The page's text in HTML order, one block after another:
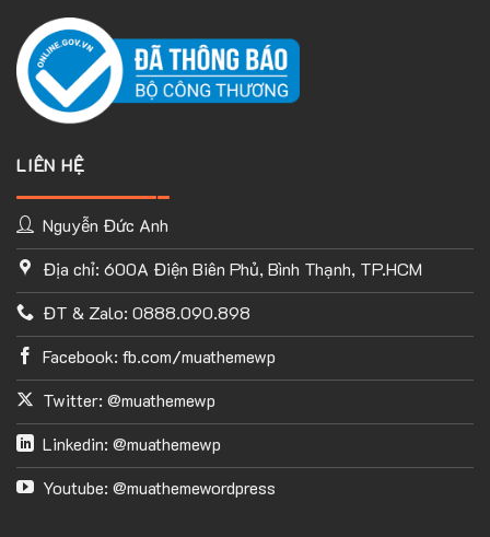
LIÊN HỆ
Nguyễn Đức Anh
Địa chỉ: 600A Điện Biên Phủ, Bình Thạnh, TP.HCM
ĐT & Zalo: 0888.090.898
Facebook: fb.com/muathemewp
Twitter: @muathemewp
Linkedin: @muathemewp
Youtube: @muathemewordpress